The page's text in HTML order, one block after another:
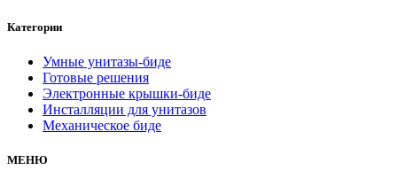
Категории
Умные унитазы-биде
Готовые решения
Электронные крышки-биде
Инсталляции для унитазов
Механическое биде
МЕНЮ